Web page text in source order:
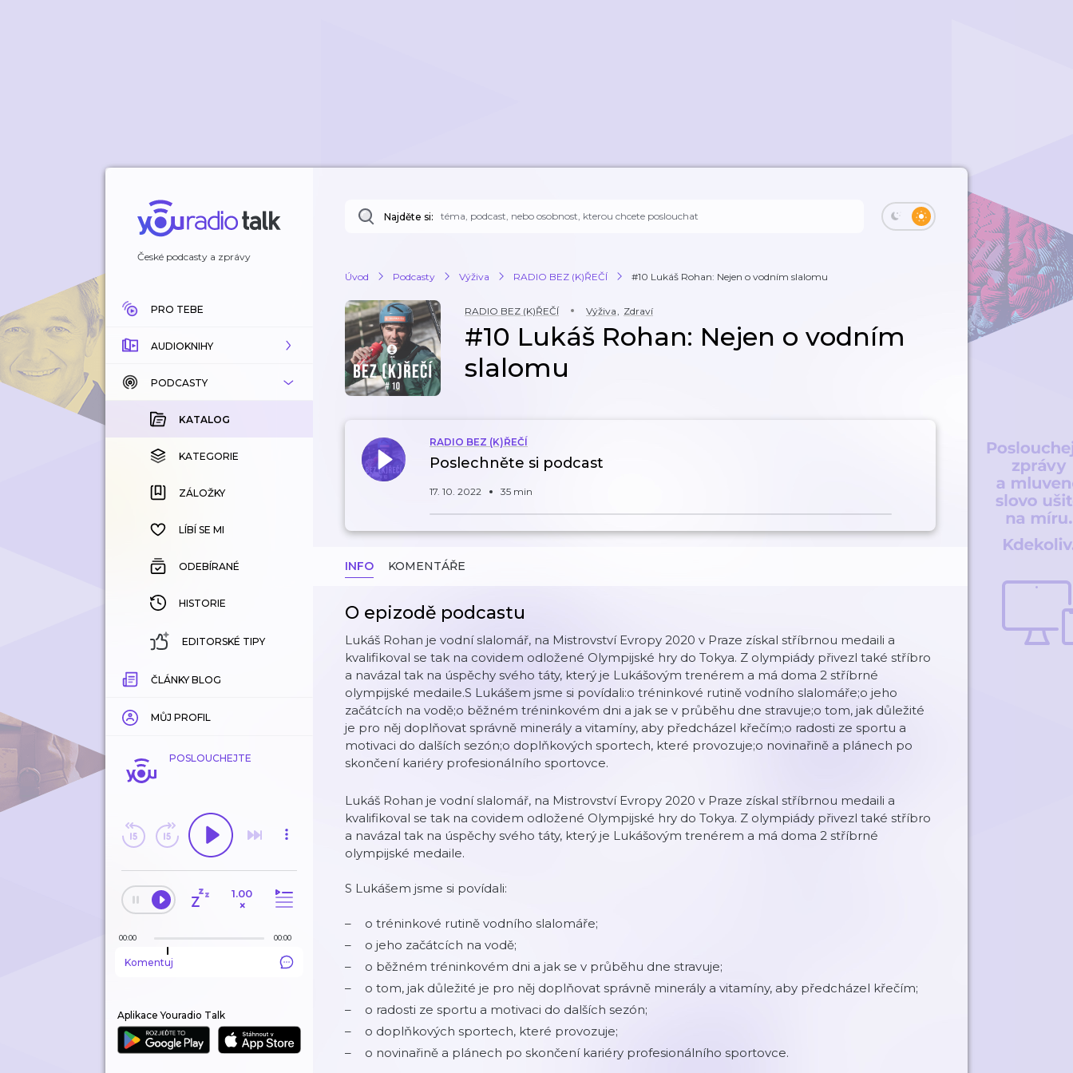
České podcasty a zprávy
PRO TEBE
AUDIOKNIHY
KATALOG
KOUPENÉ
KATEGORIE
ZÁLOŽKY
HISTORIE
PODCASTY
KATALOG
KATEGORIE
ZÁLOŽKY
LÍBÍ SE MI
ODEBÍRANÉ
HISTORIE
EDITORSKÉ TIPY
ČLÁNKY BLOG
MŮJ PROFIL
POSLOUCHEJTE
1.00
×
00:00 00:00
Komentuj
Aplikace Youradio Talk
Najděte si:
Úvod Podcasty Výživa RADIO BEZ (K)ŘEČÍ #10 Lukáš Rohan: Nejen o vodním slalomu
RADIO BEZ (K)ŘEČÍ Výživa, Zdraví
#10 Lukáš Rohan: Nejen o vodním
slalomu
RADIO BEZ (K)ŘEČÍ
Poslechněte si podcast
17. 10. 2022 35 min
INFO KOMENTÁŘE
O epizodě podcastu
Lukáš Rohan je vodní slalomář, na Mistrovství Evropy 2020 v Praze získal stříbrnou medaili a
kvalifikoval se tak na covidem odložené Olympijské hry do Tokya. Z olympiády přivezl také stříbro
a navázal tak na úspěchy svého táty, který je Lukášovým trenérem a má doma 2 stříbrné
olympijské medaile.S Lukášem jsme si povídali:o tréninkové rutině vodního slalomáře;o jeho
začátcích na vodě;o běžném tréninkovém dni a jak se v průběhu dne stravuje;o tom, jak důležité
je pro něj doplňovat správně minerály a vitamíny, aby předcházel křečím;o radosti ze sportu a
motivaci do dalších sezón;o doplňkových sportech, které provozuje;o novinařině a plánech po
skončení kariéry profesionálního sportovce.
Lukáš Rohan je vodní slalomář, na Mistrovství Evropy 2020 v Praze získal stříbrnou medaili a
kvalifikoval se tak na covidem odložené Olympijské hry do Tokya. Z olympiády přivezl také stříbro
a navázal tak na úspěchy svého táty, který je Lukášovým trenérem a má doma 2 stříbrné
olympijské medaile.
S Lukášem jsme si povídali:
o tréninkové rutině vodního slalomáře;
o jeho začátcích na vodě;
o běžném tréninkovém dni a jak se v průběhu dne stravuje;
o tom, jak důležité je pro něj doplňovat správně minerály a vitamíny, aby předcházel křečím;
o radosti ze sportu a motivaci do dalších sezón;
o doplňkových sportech, které provozuje;
o novinařině a plánech po skončení kariéry profesionálního sportovce.